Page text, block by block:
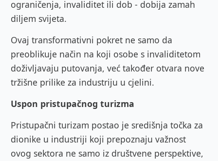
ograničenja, invaliditet ili dob - dobija zamah
diljem svijeta.
Ovaj transformativni pokret ne samo da
preoblikuje način na koji osobe s invaliditetom
doživljavaju putovanja, već također otvara nove
tržišne prilike za industriju u cjelini.
Uspon pristupačnog turizma
Pristupačni turizam postao je središnja točka za
dionike u industriji koji prepoznaju važnost
ovog sektora ne samo iz društvene perspektive,